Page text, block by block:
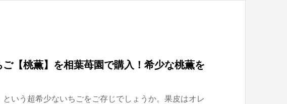
【桃薫】を相葉苺園で購入！希少な桃薫を
いう超希少ないちごをご存じでしょうか。果皮はオレ